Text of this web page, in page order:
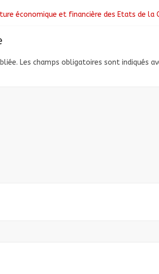
économique et financière des Etats de la
Les champs obligatoires sont indiqués